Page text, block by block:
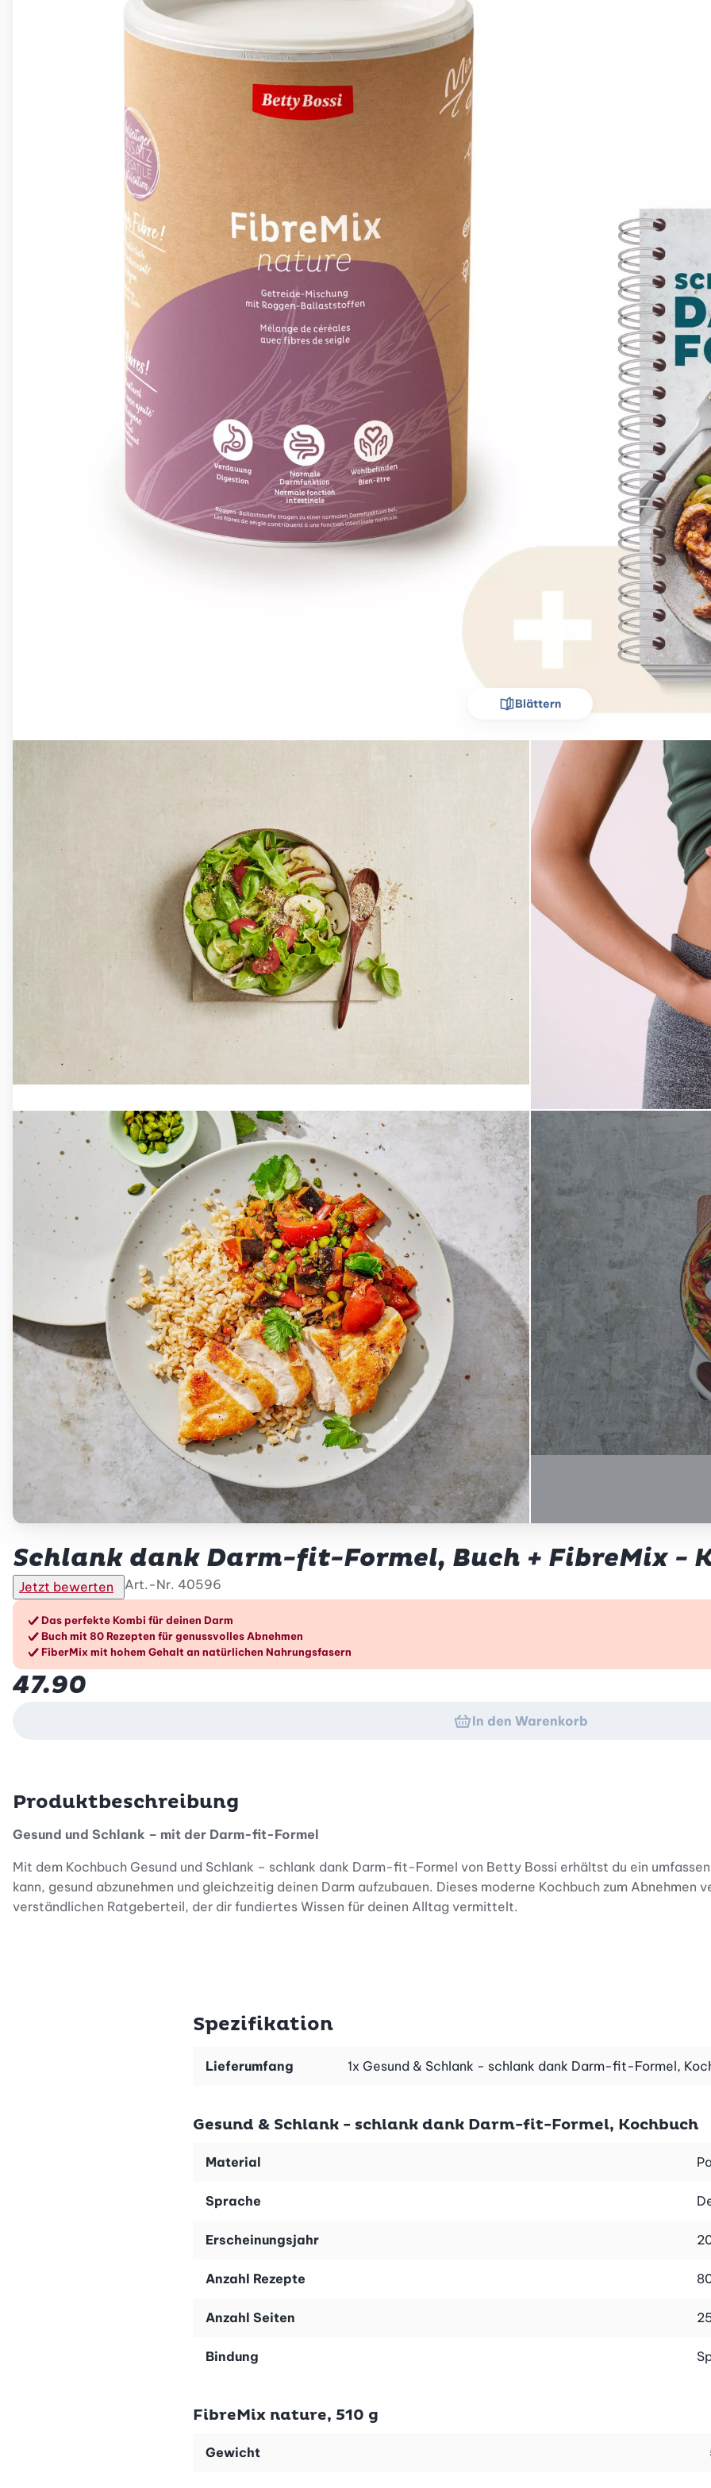
Blättern
Schlank dank Darm-fit-Formel, Buch + FibreMix -
Jetzt bewerten Art.-Nr. 40596
Die Vorteile im Überblick
Das perfekte Kombi für deinen Darm
Buch mit 80 Rezepten für genussvolles Abnehmen
FiberMix mit hohem Gehalt an natürlichen Nahrungsfasern
47.90
In den Warenkorb
Produktbeschreibung
Gesund und Schlank – mit der Darm-fit-Formel
Mit dem Kochbuch Gesund und Schlank – schlank dank Darm-fit-Formel von Betty Bossi erhältst du ein
kann, gesund abzunehmen und gleichzeitig deinen Darm aufzubauen. Dieses moderne Kochbuch zum
verständlichen Ratgeberteil, der dir fundiertes Wissen für deinen Alltag vermittelt.
Betty-Bossi-Abnehmratgeber erklärt dir verständlich, wie dein Darm mit deinem Wohlbefinden und deinem
berufstätig bist und trotzdem gesund kochen möchtest. Die Gerichte sättigen langanhaltend, ohne Heisshunger
Im ausführlichen Ratgeberteil findest du alles, was du über eine darmfreundliche Ernährung wissen musst. Du
wie du entspannt und nachhaltig abnehmen kannst.
Das Buch «Gesund & Schlank - schlank dank Darm-fit-Formel» und der Ballaststoff-Booster «FibreMix» im
Spezifikation
Lieferumfang 1x Gesund & Schlank - schlank dank Darm-fit-Formel,
Gesund & Schlank - schlank dank Darm-fit-Formel, Kochbuch
Material
Sprache
Erscheinungsjahr
Anzahl Rezepte
Anzahl Seiten
Bindung
FibreMix nature, 510 g
Gewicht